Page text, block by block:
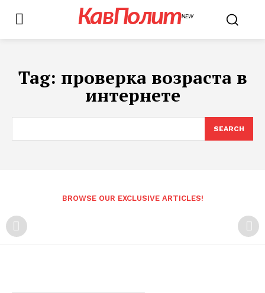
КавПолитNEW
Tag: проверка возраста в
интернете
SEARCH
BROWSE OUR EXCLUSIVE ARTICLES!